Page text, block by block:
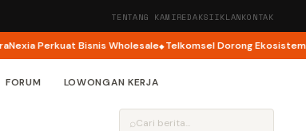
TENTANG KAMIREDAKSIIKLANKONTAK
Perkuat Bisnis Wholesale Telkomsel Dorong Ekosistem
FORUM LOWONGAN KERJA
⌕